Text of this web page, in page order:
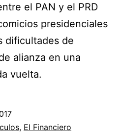
el PAN y el PRD
presidenciales
dificultades de
alianza en una
vuelta.
, El Financiero